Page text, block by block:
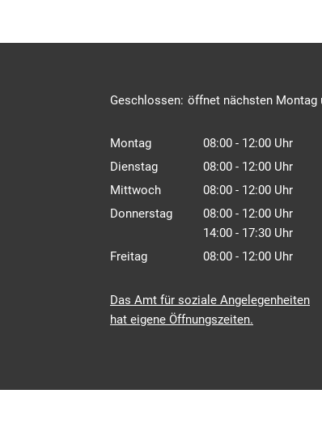
Klicken, um weitere Öffnungs- oder
Geschlossen: öffnet nächsten Montag
Montag 08:00 - 12:00 Uhr
Von 08:00 bis 12:00
Dienstag 08:00 - 12:00 Uhr
Von 08:00 bis 12:00
Mittwoch 08:00 - 12:00 Uhr
Von 08:00 bis 12:00
Donnerstag 08:00 - 12:00 Uhr
Von 08:00 bis 12:00
14:00 - 17:30 Uhr
Von 14:00 bis 17:30
Freitag 08:00 - 12:00 Uhr
Das Amt für soziale Angelegenheiten
hat eigene Öffnungszeiten.